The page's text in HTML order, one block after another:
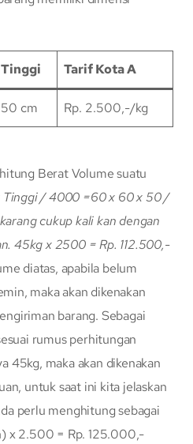
Tinggi Tarif Kota A
50 cm Rp. 2.500,-/kg
Berat Volume suatu
Tinggi / 4000 =60 x 60 x 50 /
cukup kali kan dengan
45kg x 2500 = Rp. 112.500,-
diatas, apabila belum
maka akan dikenakan
barang. Sebagai
rumus perhitungan
45kg, maka akan dikenakan
untuk saat ini kita jelaskan
perlu menghitung sebagai
x 2.500 = Rp. 125.000,-